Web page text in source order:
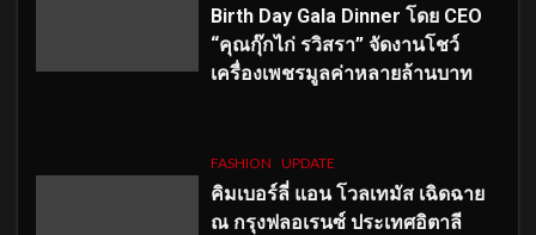
Birth Day Gala Dinner โดย CEO
“คุณกุ๊กไก่ รวิสรา” จัดงานโชว์
เครื่องเพชรมูลค่าหลายล้านบาท
FASHION UPDATE
คิมเบอร์ลี่ แอน โวลเทมัส เฉิดฉาย
ณ กรุงฟลอเรนซ์ ประเทศอิตาลี